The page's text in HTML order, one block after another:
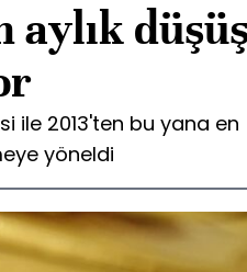
aylık düşüş
ile 2013'ten bu yana en
yöneldi